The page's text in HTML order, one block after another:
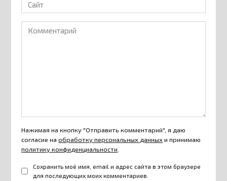
Комментарий
Нажимая на кнопку "Отправить комментарий", я даю
согласие наобработку персональных данныхи принимаю
политику конфиденциальности.
Сохранить моё имя, email и адрес сайта в этом браузере
для последующих моих комментариев.